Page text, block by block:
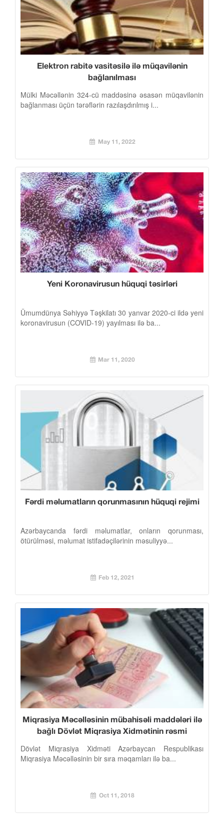
Elektron rabitə vasitəsilə ilə müqavilənin
bağlanılması
Mülki Məcəllənin 324-cü maddəsinə əsasən müqavilənin
bağlanması üçün tərəflərin razılaşdırılmış i...
May 11, 2022
Yeni Koronavirusun hüquqi təsirləri
Ümumdünya Səhiyyə Təşkilatı 30 yanvar 2020-ci ildə yeni
koronavirusun (COVID-19) yayılması ilə ba...
Mar 11, 2020
Fərdi məlumatların qorunmasının hüquqi rejimi
Azərbaycanda fərdi məlumatlar, onların qorunması,
ötürülməsi, məlumat istifadəçilərinin məsuliyyə...
Feb 12, 2021
Miqrasiya Məcəlləsinin mübahisəli maddələri ilə
bağlı Dövlət Miqrasiya Xidmətinin rəsmi
Dövlət Miqrasiya Xidməti Azərbaycan Respublikası
Miqrasiya Məcəlləsinin bir sıra məqamları ilə ba...
Oct 11, 2018